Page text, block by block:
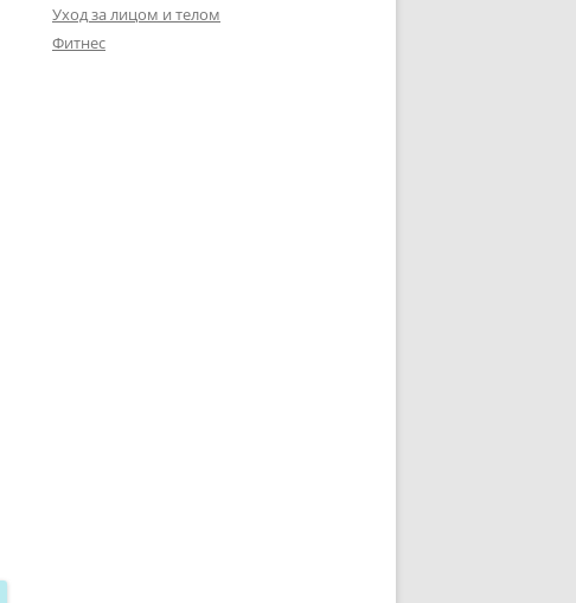
Уход за лицом и телом
Фитнес